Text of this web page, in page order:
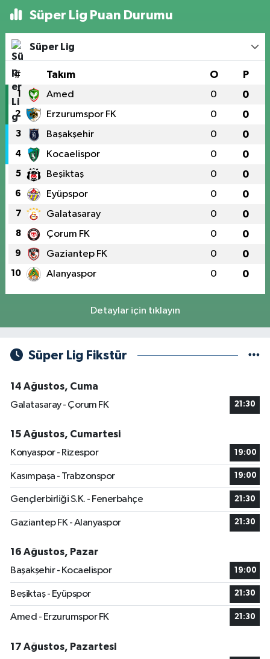
Süper Lig Puan Durumu
Süper Lig
# Takım O P
1 Amed 0 0
2 Erzurumspor FK 0 0
3 Başakşehir 0 0
4 Kocaelispor 0 0
5 Beşiktaş 0 0
6 Eyüpspor 0 0
7 Galatasaray 0 0
8 Çorum FK 0 0
9 Gaziantep FK 0 0
10 Alanyaspor 0 0
Detaylar için tıklayın
Süper Lig Fikstür
14 Ağustos, Cuma
Galatasaray - Çorum FK
21:30
15 Ağustos, Cumartesi
Konyaspor - Rizespor
19:00
Kasımpaşa - Trabzonspor 19:00
Gençlerbirliği S.K. - Fenerbahçe 21:30
Gaziantep FK - Alanyaspor 21:30
16 Ağustos, Pazar
Başakşehir - Kocaelispor
19:00
Beşiktaş - Eyüpspor 21:30
Amed - Erzurumspor FK 21:30
17 Ağustos, Pazartesi